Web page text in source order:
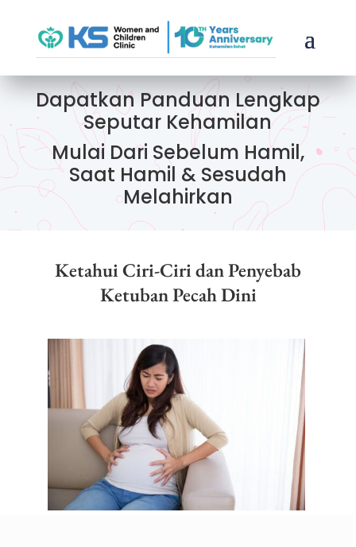
Dapatkan Panduan Lengkap
Seputar Kehamilan
Mulai Dari Sebelum Hamil,
Saat Hamil & Sesudah
Melahirkan
Ketahui Ciri-Ciri dan Penyebab
Ketuban Pecah Dini